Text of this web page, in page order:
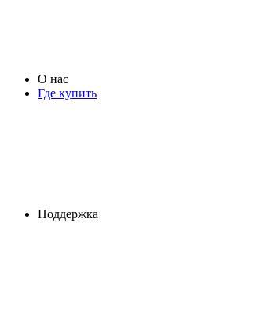
О нас
Где купить
Поддержка